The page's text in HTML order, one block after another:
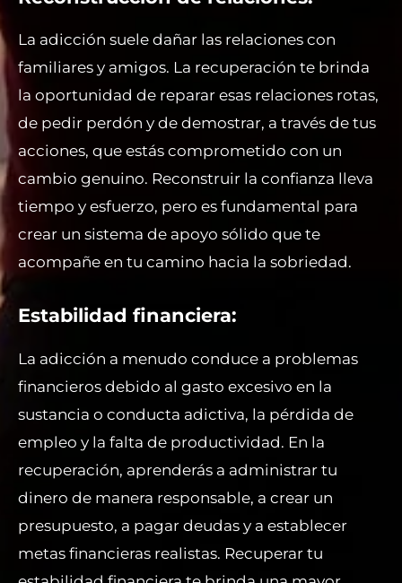
La adicción suele dañar las relaciones con
familiares y amigos. La recuperación te brinda
la oportunidad de reparar esas relaciones rotas,
de pedir perdón y de demostrar, a través de tus
acciones, que estás comprometido con un
cambio genuino. Reconstruir la confianza lleva
tiempo y esfuerzo, pero es fundamental para
crear un sistema de apoyo sólido que te
acompañe en tu camino hacia la sobriedad.
Estabilidad financiera:
La adicción a menudo conduce a problemas
financieros debido al gasto excesivo en la
sustancia o conducta adictiva, la pérdida de
empleo y la falta de productividad. En la
recuperación, aprenderás a administrar tu
dinero de manera responsable, a crear un
presupuesto, a pagar deudas y a establecer
metas financieras realistas. Recuperar tu